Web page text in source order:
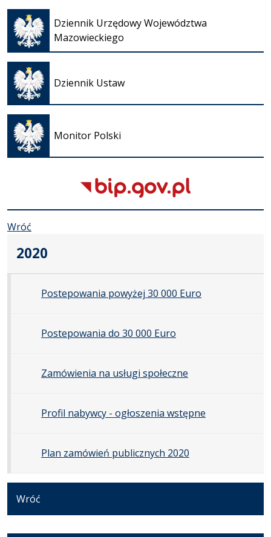
Dziennik Urzędowy Województwa
Mazowieckiego
Otwiera
się w
nowej
karcie
Dziennik Ustaw
Otwiera
się w
nowej
karcie
Monitor Polski
Otwiera
się w
nowej
karcie
Wróć
2020
Postepowania powyżej 30 000 Euro
Postepowania do 30 000 Euro
Zamówienia na usługi społeczne
Profil nabywcy - ogłoszenia wstępne
Plan zamówień publicznych 2020
Wróć